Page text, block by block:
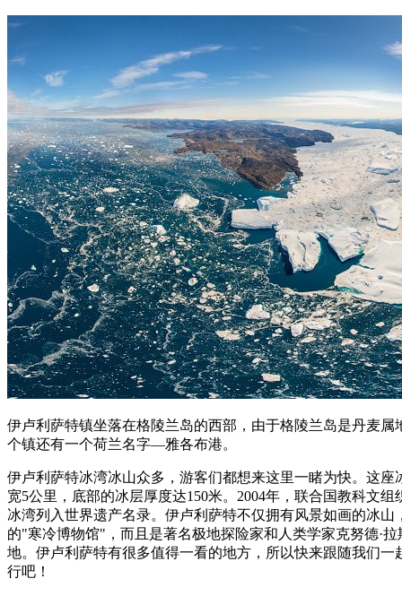
伊卢利萨特镇坐落在格陵兰岛的西部，由于格陵兰岛是丹麦属
个镇还有一个荷兰名字—雅各布港。
伊卢利萨特冰湾冰山众多，游客们都想来这里一睹为快。这座
宽5公里，底部的冰层厚度达150米。2004年，联合国教科文组
冰湾列入世界遗产名录。伊卢利萨特不仅拥有风景如画的冰山
的"寒冷博物馆"，而且是著名极地探险家和人类学家克努德·
地。伊卢利萨特有很多值得一看的地方，所以快来跟随我们一
行吧！